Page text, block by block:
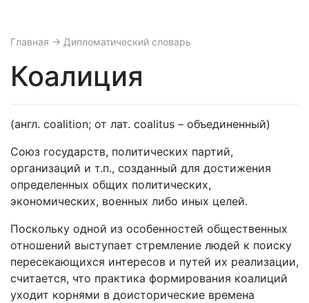
Главная → Дипломатический словарь
Коалиция
(англ. coalition; от лат. coalitus – объединенный)
Союз государств, политических партий,
организаций и т.п., созданный для достижения
определенных общих политических,
экономических, военных либо иных целей.
Поскольку одной из особенностей общественных
отношений выступает стремление людей к поиску
пересекающихся интересов и путей их реализации,
считается, что практика формирования коалиций
уходит корнями в доисторические времена